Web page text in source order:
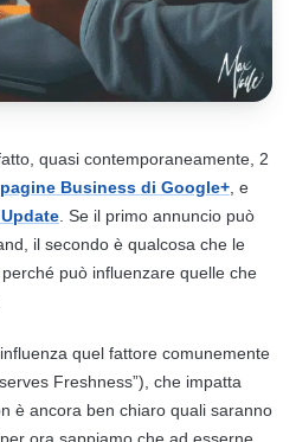
quasi contemporaneamente, 2
pagine Business di Google+ , e
. Se il primo annuncio può
il secondo è qualcosa che le
può influenzare quelle che
quel fattore comunemente
Freshness”), che impatta
è ancora ben chiaro quali saranno
ora sappiamo che ad esserne